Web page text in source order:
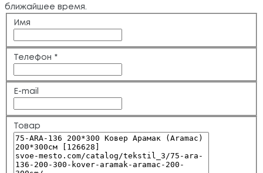
ближайшее время.
Имя
Телефон *
E-mail
Товар